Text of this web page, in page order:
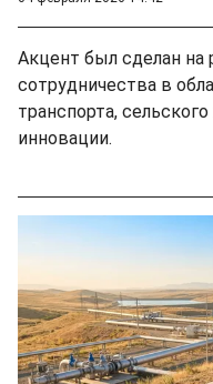
Акцент был сделан
сотрудничества в
транспорта,
инновации.